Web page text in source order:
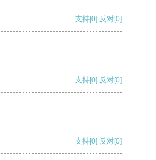
支持[0] 反对[0]
支持[0] 反对[0]
支持[0] 反对[0]